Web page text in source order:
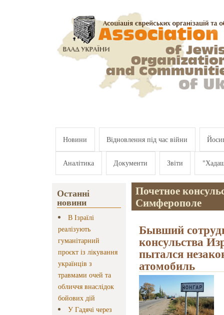
Новини Відновлення під час війни
Аналітика Документи Звіти
Останні
новини
В Ізраїлі
реалізують
гуманітарний
проєкт із лікування
українців з
травмами очей та
обличчя внаслідок
бойових дій
У Гадячі через
Почетное
Симферополе
Бывший
консульства
пытался
атомобиль